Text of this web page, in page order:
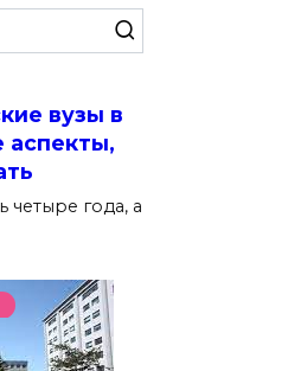
вузы в
четыре года, а